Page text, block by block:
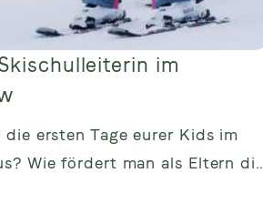
im
die ersten Tage eurer Kids im
Wie fördert man als Eltern